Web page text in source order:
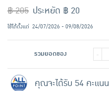
฿ 205 ประหยัด ฿ 20
ใช้ได้ตั้งแต่ 24/07/2026 - 09/08/2026
รวมยอดของ -
คุณจะได้รับ 54 คะแนน